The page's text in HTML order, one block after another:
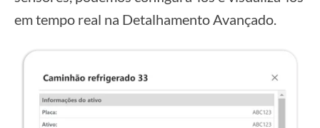
em tempo real na Detalhamento Avançado.